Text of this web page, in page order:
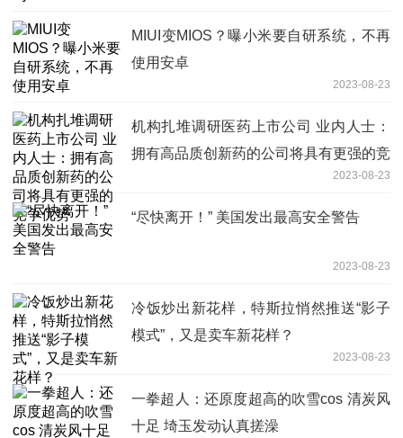
MIUI变MIOS？曝小米要自研系统，不再
使用安卓
2023-08-23
机构扎堆调研医药上市公司 业内人士：
拥有高品质创新药的公司将具有更强的竞
2023-08-23
“尽快离开！” 美国发出最高安全警告
2023-08-23
冷饭炒出新花样，特斯拉悄然推送“影子
模式”，又是卖车新花样？
2023-08-23
一拳超人：还原度超高的吹雪cos 清炭风
十足 埼玉发动认真搓澡